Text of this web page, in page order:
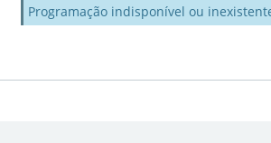
Programação indisponível ou